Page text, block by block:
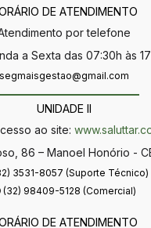
DE ATENDIMENTO
por telefone
a Sexta das 07:30h às
segmaisgestao@gmail.com
UNIDADE II
ao site:
86 – Manoel Honório -
3531-8057 (Suporte Técnico)
(32) 98409-5128 (Comercial)
DE ATENDIMENTO